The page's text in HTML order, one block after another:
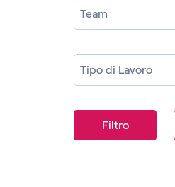
Team
Tipo di Lavoro
Filtro